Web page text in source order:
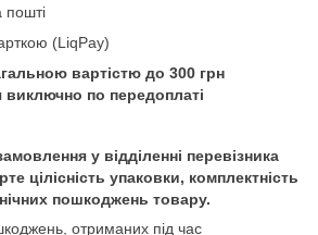
пошті
(LiqPay)
вартістю до 300 грн
виключно по передоплаті
у відділенні перевізника
цілісність упаковки, комплектність
пошкоджень товару.
отриманих під час